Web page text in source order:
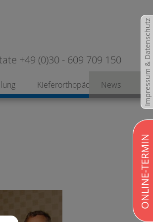
Impressum & Datenschutz
ONLINE-TERMIN
+49 (0)30 - 609 709 150
Kieferorthopädie News